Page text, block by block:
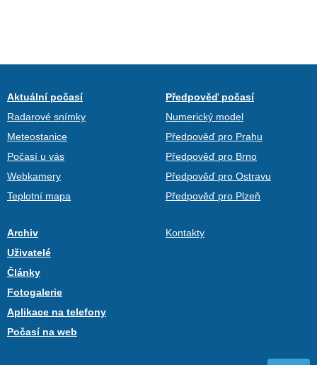
Aktuální počasí
Radarové snímky
Meteostanice
Počasí u vás
Webkamery
Teplotní mapa
Předpověď počasí
Numerický model
Předpověď pro Prahu
Předpověď pro Brno
Předpověď pro Ostravu
Předpověď pro Plzeň
Archiv
Uživatelé
Články
Fotogalerie
Aplikace na telefony
Počasí na web
Kontakty